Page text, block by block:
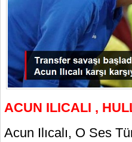
ACUN ILICALI ,
Acun Ilıcalı, O Ses